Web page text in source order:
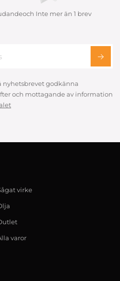
Inte mer än 1 brev
nyhetsbrevet godkänna
och mottagande av information
virke
varor